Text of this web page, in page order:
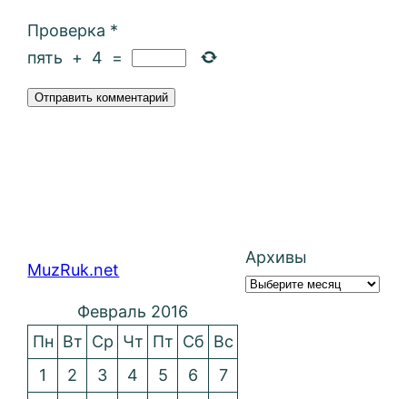
Проверка *
пять + 4 =
MuzRuk.net
Архивы
Февраль 2016
Пн Вт Ср Чт Пт Сб Вс
1
2 3 4 5 6 7